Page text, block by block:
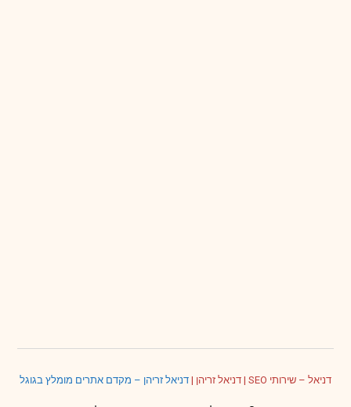
דניאל – שירותי SEO | דניאל זריהן | דניאל זריהן – מקדם אתרים מומלץ בגוגל